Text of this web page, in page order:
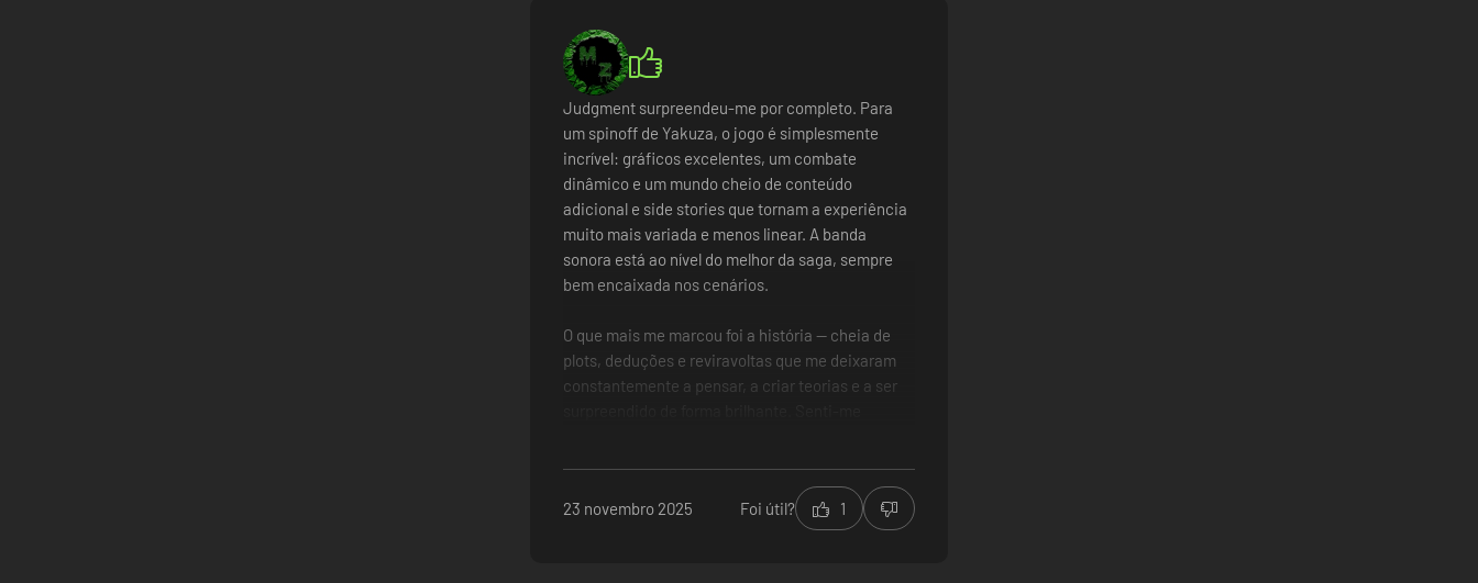
Judgment surpreendeu-me por completo. Para
um spinoff de Yakuza, o jogo é simplesmente
incrível: gráficos excelentes, um combate
dinâmico e um mundo cheio de conteúdo
adicional e side stories que tornam a experiência
muito mais variada e menos linear. A banda
sonora está ao nível do melhor da saga, sempre
bem encaixada nos cenários.
O que mais me marcou foi a história — cheia de
plots, deduções e reviravoltas que me deixaram
constantemente a pensar, a criar teorias e a ser
torna tudo ainda mais imersivo. E os créditos
finais… além da música fantástica, a forma como
foram feitos arrancou-me boas risadas.
23 novembro 2025 Foi útil? 1